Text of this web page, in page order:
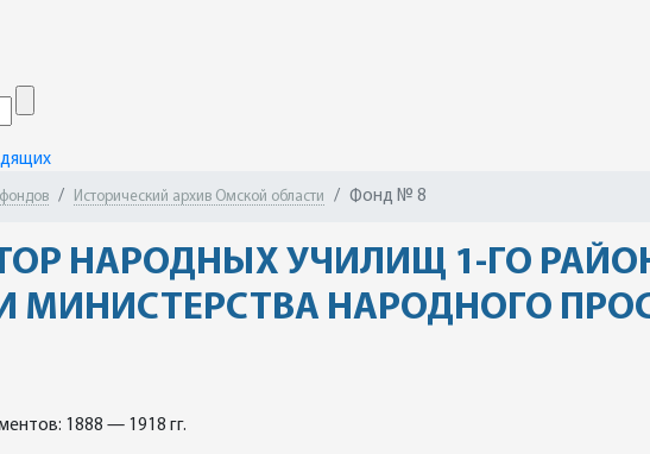
Исторический архив Омской области Фонд № 8
НАРОДНЫХ УЧИЛИЩ 1-ГО
МИНИСТЕРСТВА НАРОДНОГО
1888 — 1918 гг.